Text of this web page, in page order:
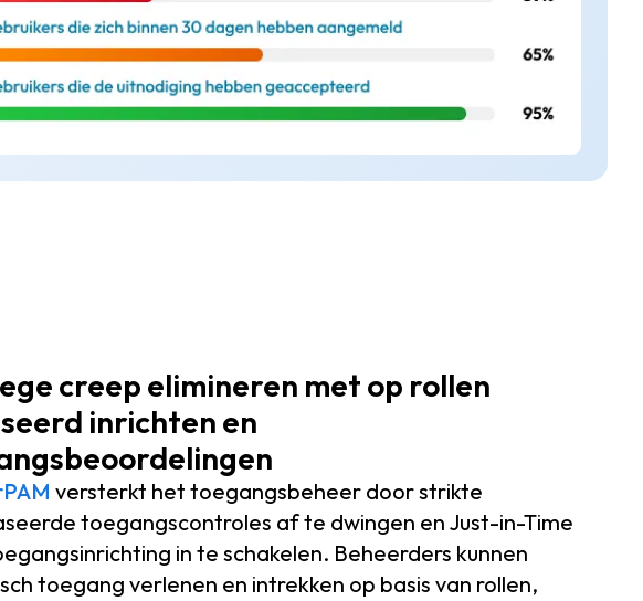
creep elimineren met op rollen
inrichten en
versterkt het toegangsbeheer door strikte
toegangscontroles af te dwingen en Just-in-Time
in te schakelen. Beheerders kunnen
toegang verlenen en intrekken op basis van rollen,